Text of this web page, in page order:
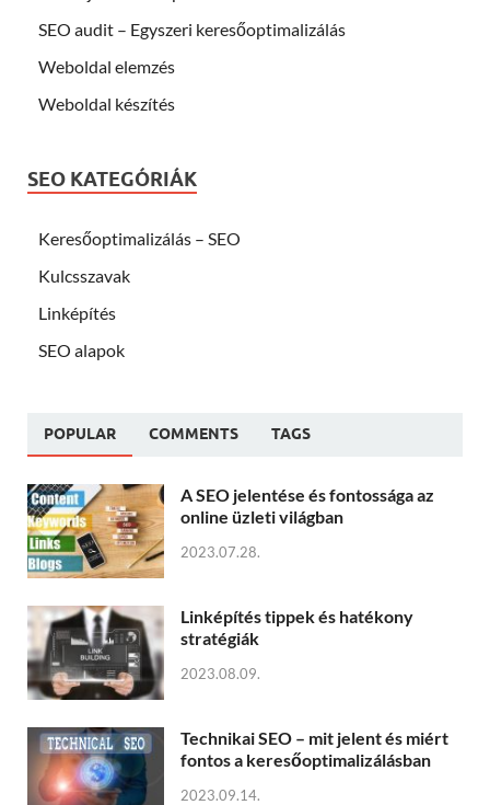
SEO audit – Egyszeri keresőoptimalizálás
Weboldal elemzés
Weboldal készítés
SEO KATEGÓRIÁK
Keresőoptimalizálás – SEO
Kulcsszavak
Linképítés
SEO alapok
POPULAR COMMENTS TAGS
A SEO jelentése és fontossága az
online üzleti világban
2023.07.28.
Linképítés tippek és hatékony
stratégiák
2023.08.09.
Technikai SEO – mit jelent és miért
fontos a keresőoptimalizálásban
2023.09.14.